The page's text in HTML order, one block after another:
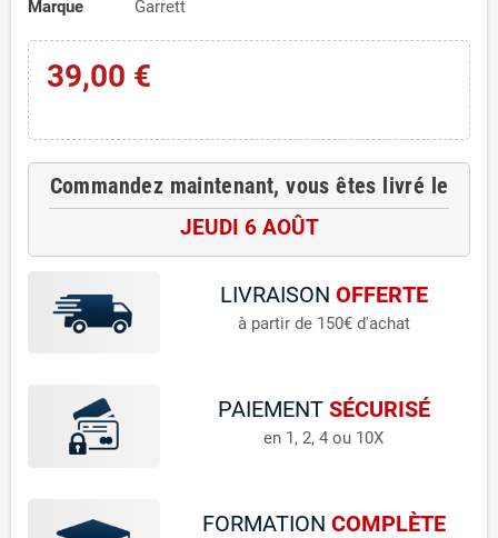
Marque Garrett
39,00 €
Commandez maintenant, vous êtes livré le
JEUDI 6 AOÛT
LIVRAISON OFFERTE
à partir de 150€ d'achat
PAIEMENT SÉCURISÉ
en 1, 2, 4 ou 10X
FORMATION COMPLÈTE